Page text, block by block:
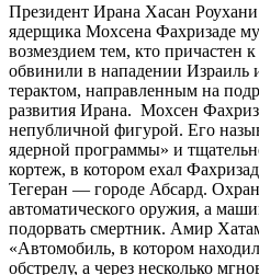
Президент Ирана Хасан
ядерщика Мохсена Фахризаде
возмездием тем, кто причастен
обвинили в нападении
терактом, направленным на
развития Ирана. Мохсен
непубличной фигурой. Его
ядерной программы» и
кортеж, в котором ехал
Тегеран — городе Абсард.
автоматического оружия, а
подорвать смертник. Амир
«Автомобиль, в котором
обстрелу, а через несколько